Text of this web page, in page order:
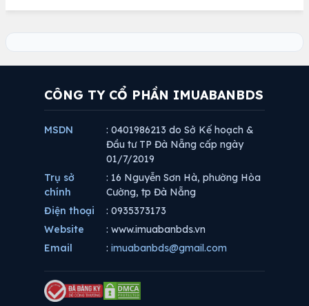
CÔNG TY CỔ PHẦN IMUABANBDS
MSDN
: 0401986213 do Sở Kế hoạch &
Đầu tư TP Đà Nẵng cấp ngày
01/7/2019
Trụ sở
chính
: 16 Nguyễn Sơn Hà, phường Hòa
Cường, tp Đà Nẵng
Điện thoại
: 0935373173
Website
: www.imuabanbds.vn
Email
: imuabanbds@gmail.com